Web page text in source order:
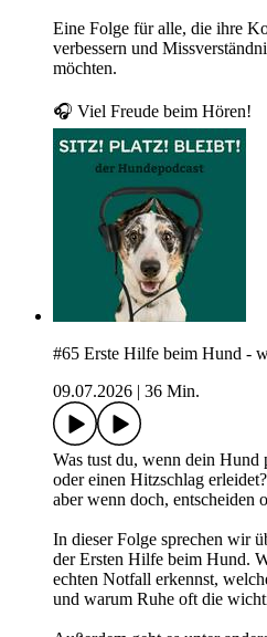
Eine Folge für alle, die ihre
verbessern und
möchten.
🎧 Viel Freude beim Hören!
#65 Erste Hilfe beim Hund -
09.07.2026
36 Min.
Was tust du, wenn dein
oder einen Hitzschlag
aber wenn doch, entscheiden
In dieser Folge sprechen wir
der Ersten Hilfe beim Hund.
echten Notfall erkennst,
und warum Ruhe oft die